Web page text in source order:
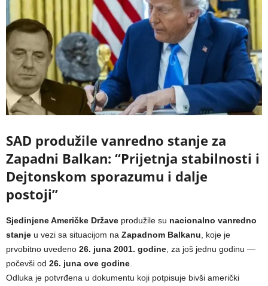
SAD produžile vanredno stanje za
Zapadni Balkan: “Prijetnja stabilnosti i
Dejtonskom sporazumu i dalje
postoji”
Sjedinjene Američke Države produžile su nacionalno vanredno
stanje u vezi sa situacijom na Zapadnom Balkanu , koje je
prvobitno uvedeno 26. juna 2001. godine , za još jednu godinu —
počevši od 26. juna ove godine
Odluka je potvrđena u dokumentu koji potpisuje bivši američki